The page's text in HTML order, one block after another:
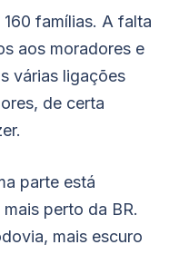
famílias. A falta
aos moradores e
várias ligações
de certa
parte está
perto da BR.
mais escuro